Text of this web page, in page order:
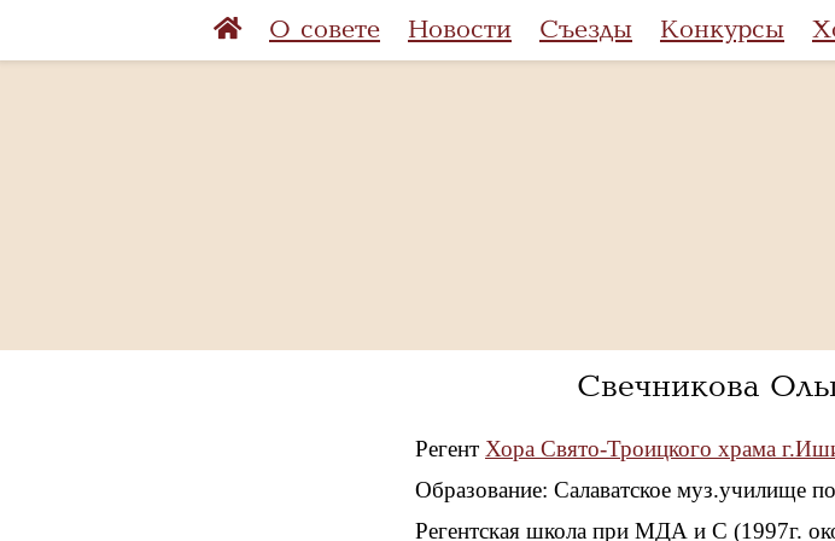
О совете Новости Съезды Конкурсы
Свечникова
Регент Хора Свято-Троицкого храма
Образование: Салаватское муз.училище
Регентская школа при МДА и С (1997г.